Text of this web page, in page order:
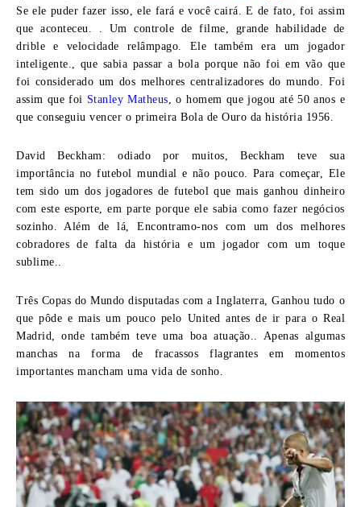
Se ele puder fazer isso, ele fará e você cairá. E de fato, foi assim
que aconteceu. . Um controle de filme, grande habilidade de
drible e velocidade relâmpago. Ele também era um jogador
inteligente., que sabia passar a bola porque não foi em vão que
foi considerado um dos melhores centralizadores do mundo. Foi
assim que foi Stanley Matheus , o homem que jogou até 50 anos e
que conseguiu vencer o primeira Bola de Ouro da história 1956
David Beckham: odiado por muitos, Beckham teve sua
importância no futebol mundial e não pouco. Para começar, Ele
tem sido um dos jogadores de futebol que mais ganhou dinheiro
com este esporte, em parte porque ele sabia como fazer negócios
sozinho. Além de lá, Encontramo-nos com um dos melhores
cobradores de falta da história e um jogador com um toque
sublime..
Três Copas do Mundo disputadas com a Inglaterra, Ganhou tudo o
que pôde e mais um pouco pelo United antes de ir para o Real
Madrid, onde também teve uma boa atuação.. Apenas algumas
manchas na forma de fracassos flagrantes em momentos
importantes mancham uma vida de sonho.